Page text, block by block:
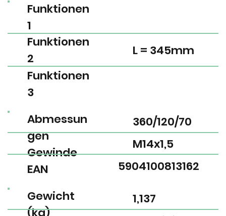
EAN
Gewinde
Abmessun
gen
5904100813162
M14x1,5
360/120/70
Gewicht
(kg)
1,137
Funktionen
1
Funktionen
2
Funktionen
3
L = 345mm